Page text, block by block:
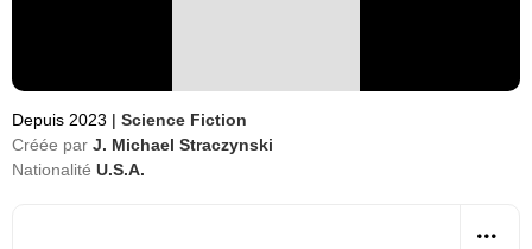
Depuis 2023 | Science Fiction
Créée par J. Michael Straczynski
Nationalité U.S.A.